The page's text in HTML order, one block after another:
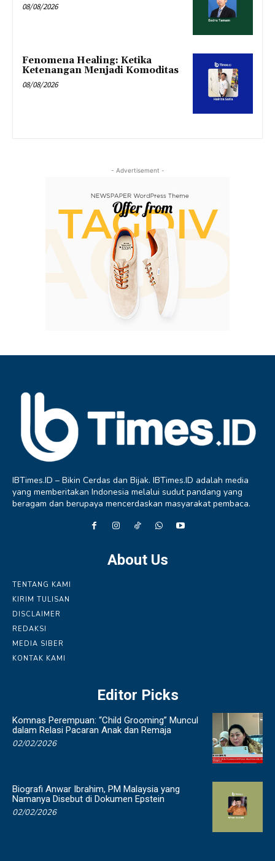
08/08/2026
Fenomena Healing: Ketika
Ketenangan Menjadi Komoditas
08/08/2026
- Advertisement -
IBTimes.ID – Bikin Cerdas dan Bijak. IBTimes.ID adalah media
yang memberitakan Indonesia melalui sudut pandang yang
beragam dan berupaya mencerdaskan masyarakat pembaca.
About Us
TENTANG KAMI
KIRIM TULISAN
DISCLAIMER
REDAKSI
MEDIA SIBER
KONTAK KAMI
Editor Picks
Komnas Perempuan: “Child Grooming” Muncul
dalam Relasi Pacaran Anak dan Remaja
02/02/2026
Biografi Anwar Ibrahim, PM Malaysia yang
Namanya Disebut di Dokumen Epstein
02/02/2026